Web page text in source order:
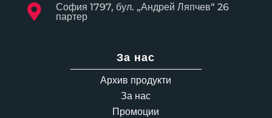

София 1797, бул. „Андрей Ляпчев“ 26
партер
За нас
Архив продукти
За нас
Промоции